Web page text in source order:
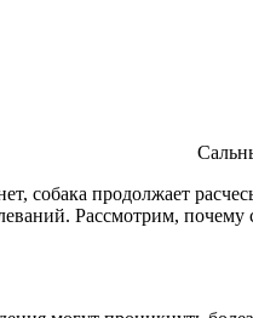
собака продолжает
Рассмотрим, почему